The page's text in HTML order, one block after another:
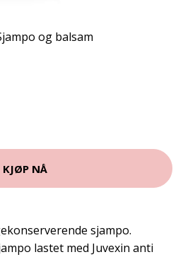
og balsam
KJØP NÅ
sjampo.
lastet med Juvexin anti